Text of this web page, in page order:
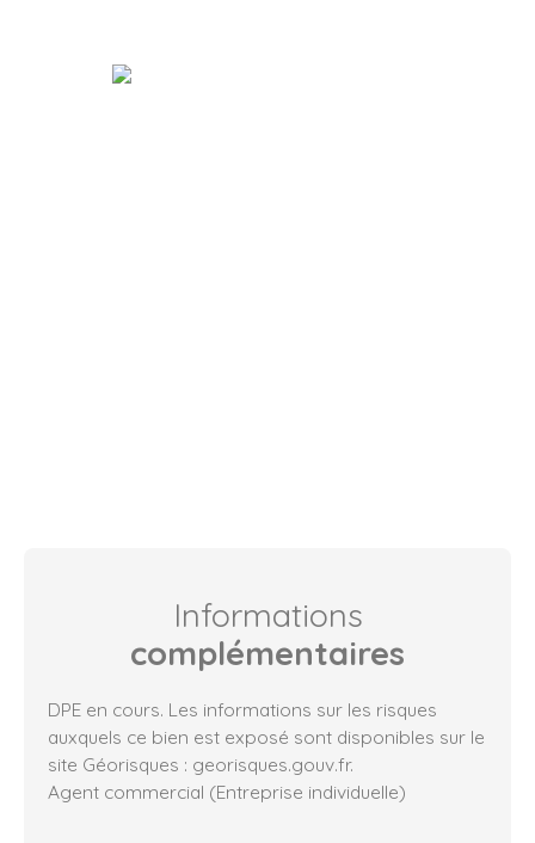
Informations
complémentaires
DPE en cours. Les informations sur les risques
auxquels ce bien est exposé sont disponibles sur le
site Géorisques : georisques.gouv.fr.
Agent commercial (Entreprise individuelle)